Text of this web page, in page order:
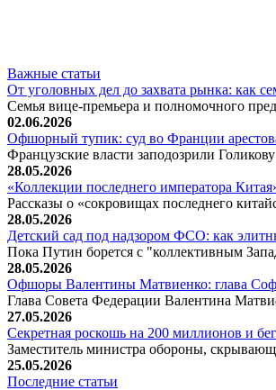
Важные статьи
От уголовных дел до захвата рынка: как
Семья вице-премьера и полномочного
02.06.2026
Офшорный тупик: суд во Франции
Французские власти заподозрили
28.05.2026
«Коллекции последнего императора
Рассказы о «сокровищах последнего
28.05.2026
Детский сад под надзором ФСО: как
Пока Путин борется с "коллективным
28.05.2026
Офшоры Валентины Матвиенко: глава
Глава Совета Федерации Валентина
27.05.2026
Секретная роскошь на 200 миллионов и
Заместитель министра обороны,
25.05.2026
Последние статьи